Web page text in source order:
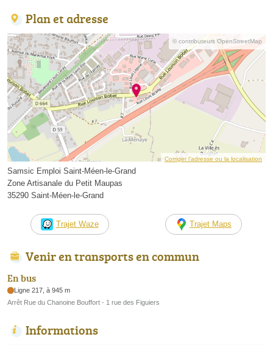
Plan et adresse
© contributeurs OpenStreetMap
Corriger l’adresse ou la localisation
Samsic Emploi Saint-Méen-le-Grand
Zone Artisanale du Petit Maupas
35290 Saint-Méen-le-Grand
Trajet Waze Trajet Maps
Venir en transports en commun
En bus
Ligne 217, à 945 m
Arrêt Rue du Chanoine Bouffort - 1 rue des Figuiers
Informations